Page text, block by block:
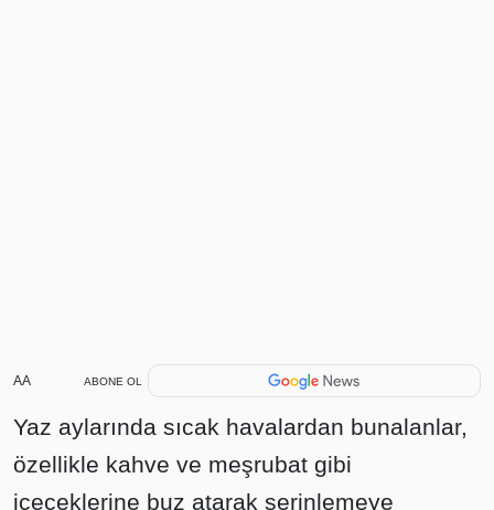
AA ABONE OL
Yaz aylarında sıcak havalardan bunalanlar,
özellikle kahve ve meşrubat gibi
içeceklerine buz atarak serinlemeye